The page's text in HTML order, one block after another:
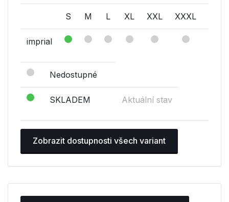
S M L XL XXL XXXL
imprial
Nedostupné
SKLADEM Aktuální stav
Zobrazit dostupnosti všech variant